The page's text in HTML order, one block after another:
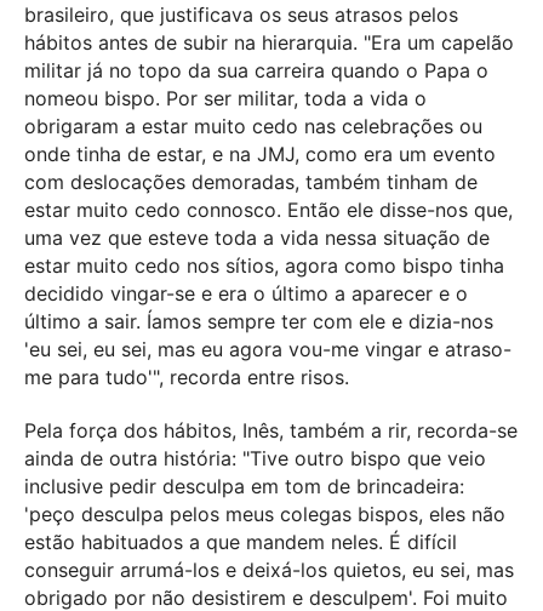
brasileiro, que justificava os seus atrasos pelos
hábitos antes de subir na hierarquia. "Era um capelão
militar já no topo da sua carreira quando o Papa o
nomeou bispo. Por ser militar, toda a vida o
obrigaram a estar muito cedo nas celebrações ou
onde tinha de estar, e na JMJ, como era um evento
com deslocações demoradas, também tinham de
estar muito cedo connosco. Então ele disse-nos que,
uma vez que esteve toda a vida nessa situação de
estar muito cedo nos sítios, agora como bispo tinha
decidido vingar-se e era o último a aparecer e o
último a sair. Íamos sempre ter com ele e dizia-nos
'eu sei, eu sei, mas eu agora vou-me vingar e atraso-
me para tudo'", recorda entre risos.
Pela força dos hábitos, Inês, também a rir, recorda-se
ainda de outra história: "Tive outro bispo que veio
inclusive pedir desculpa em tom de brincadeira:
'peço desculpa pelos meus colegas bispos, eles não
estão habituados a que mandem neles. É difícil
conseguir arrumá-los e deixá-los quietos, eu sei, mas
obrigado por não desistirem e desculpem'. Foi muito